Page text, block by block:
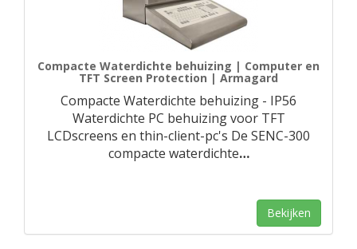
Compacte Waterdichte behuizing | Computer en
TFT Screen Protection | Armagard
Compacte Waterdichte behuizing - IP56
Waterdichte PC behuizing voor TFT
LCDscreens en thin-client-pc's De SENC-300
compacte waterdichte…
Bekijken